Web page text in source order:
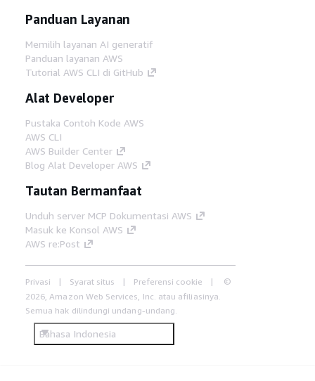
Panduan Layanan
Memilih layanan AI generatif
Panduan layanan AWS
Tutorial AWS CLI di GitHub
Alat Developer
Pustaka Contoh Kode AWS
AWS CLI
AWS Builder Center
Blog Alat Developer AWS
Tautan Bermanfaat
Unduh server MCP Dokumentasi AWS
Masuk ke Konsol AWS
AWS re:Post
Privasi Syarat situs Preferensi cookie
©
2026, Amazon Web Services, Inc. atau afiliasinya.
Semua hak dilindungi undang-undang.
Bahasa Indonesia